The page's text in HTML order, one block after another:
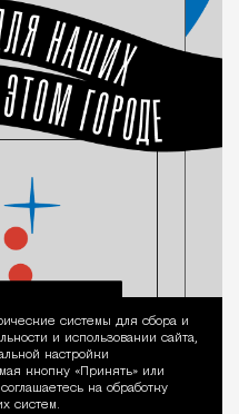
системы для сбора и
и использовании сайта,
настройки
кнопку «Принять» или
на обработку
систем.